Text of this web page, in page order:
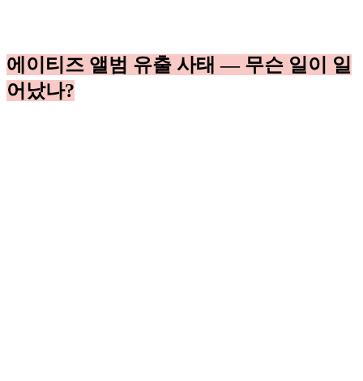
에이티즈 앨범 유출 사태 — 무슨 일이 일
어났나?